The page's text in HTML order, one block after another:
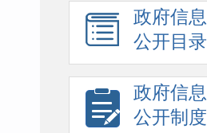
政府信息
公开目录
政府信息
公开制度